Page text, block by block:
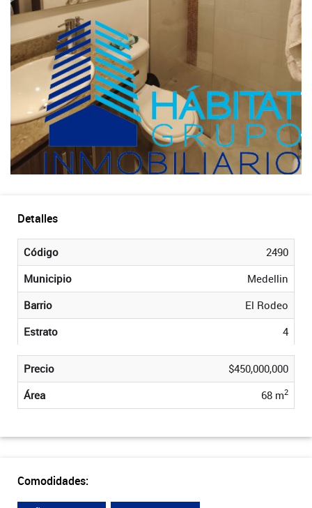
Detalles
Código
2490
Municipio
Medellin
Barrio
El Rodeo
Estrato
4
Precio
$450,000,000
Área
68 m2
Comodidades: